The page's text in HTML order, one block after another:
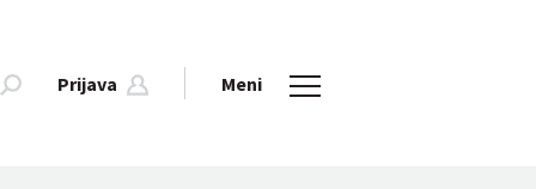
Prijava Meni